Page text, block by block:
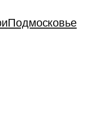
Подмосковье